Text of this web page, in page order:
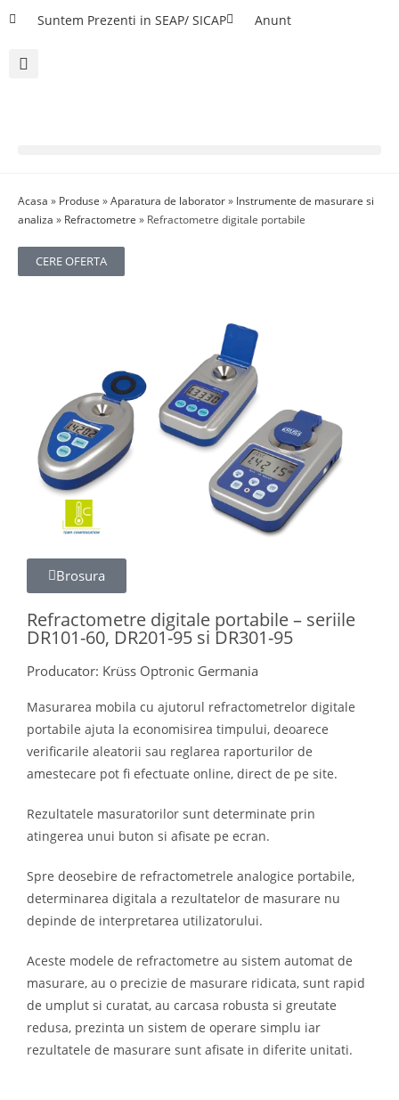
Suntem Prezenti in SEAP/ SICAP Anunt
Acasa » Produse »Aparatura de laborator» Instrumente de masurare si
analiza » Refractometre » Refractometre digitale portabile
CERE OFERTA
Brosura
Refractometre digitale portabile – seriile
DR101-60, DR201-95 si DR301-95
Producator: Krüss Optronic Germania
Masurarea mobila cu ajutorul refractometrelor digitale
portabile ajuta la economisirea timpului, deoarece
verificarile aleatorii sau reglarea raporturilor de
amestecare pot fi efectuate online, direct de pe site.
Rezultatele masuratorilor sunt determinate prin
atingerea unui buton si afisate pe ecran.
Spre deosebire de refractometrele analogice portabile,
determinarea digitala a rezultatelor de masurare nu
depinde de interpretarea utilizatorului.
Aceste modele de refractometre au sistem automat de
masurare, au o precizie de masurare ridicata, sunt rapid
de umplut si curatat, au carcasa robusta si greutate
redusa, prezinta un sistem de operare simplu iar
rezultatele de masurare sunt afisate in diferite unitati.